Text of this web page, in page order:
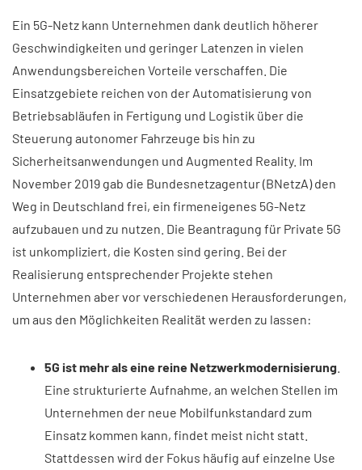
Ein 5G-Netz kann Unternehmen dank deutlich höherer
Geschwindigkeiten und geringer Latenzen in vielen
Anwendungsbereichen Vorteile verschaffen. Die
Einsatzgebiete reichen von der Automatisierung von
Betriebsabläufen in Fertigung und Logistik über die
Steuerung autonomer Fahrzeuge bis hin zu
Sicherheitsanwendungen und Augmented Reality. Im
November 2019 gab die Bundesnetzagentur (BNetzA) den
Weg in Deutschland frei, ein firmeneigenes 5G-Netz
aufzubauen und zu nutzen. Die Beantragung für Private 5G
ist unkompliziert, die Kosten sind gering. Bei der
Realisierung entsprechender Projekte stehen
Unternehmen aber vor verschiedenen Herausforderungen,
um aus den Möglichkeiten Realität werden zu lassen:
5G ist mehr als eine reine Netzwerkmodernisierung
Eine strukturierte Aufnahme, an welchen Stellen im
Unternehmen der neue Mobilfunkstandard zum
Einsatz kommen kann, findet meist nicht statt.
Stattdessen wird der Fokus häufig auf einzelne Use